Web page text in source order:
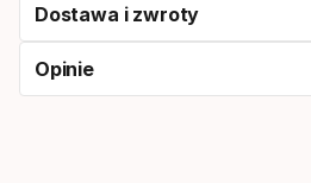
Dostawa i zwroty
Opinie